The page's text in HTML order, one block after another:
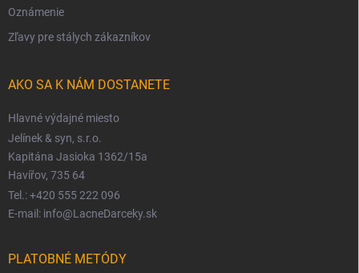
Oznámenie
Zľavy pre stálych zákazníkov
AKO SA K NÁM DOSTANETE
Hlavné výdajné miesto
Jelínek & syn, s.r.o.
Kapitána Jasioka 1362/15a
Havířov, 735 64
Tel.: +420 555 222 096
E-mail: info@LacneDarceky.sk
PLATOBNÉ METÓDY